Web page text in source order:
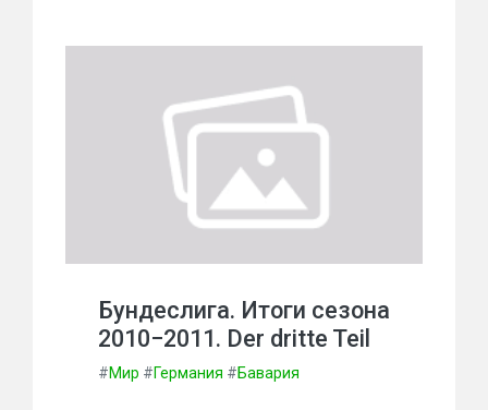
Бундеслига. Итоги сезона
2010−2011. Der dritte Teil
#Мир #Германия #Бавария